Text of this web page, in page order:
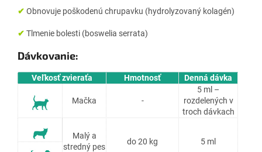
✔ Obnovuje poškodenú chrupavku (hydrolyzovaný kolagén)
✔ Tlmenie bolesti (boswelia serrata)
Dávkovanie:
Veľkosť zvieraťa Hmotnosť Denná dávka
Mačka -
5 ml –
rozdelených v
troch dávkach
Malý a
stredný pes
do 20 kg 5 ml